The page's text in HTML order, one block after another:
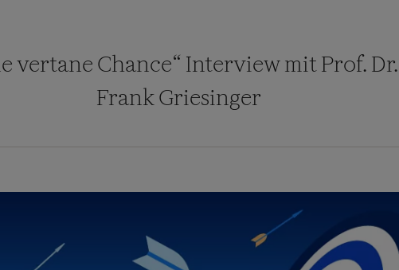
vertane Chance“ Interview mit Prof. Dr.
Frank Griesinger